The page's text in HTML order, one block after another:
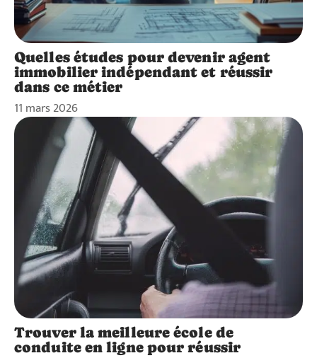
Quelles études pour devenir agent
immobilier indépendant et réussir
dans ce métier
11 mars 2026
Trouver la meilleure école de
conduite en ligne pour réussir